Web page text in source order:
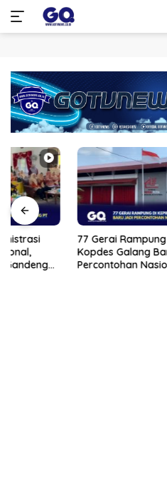
konten
77 Gerai Rampung di Kepri,
Kopdes Galang Baru Jadi
Percontohan Nasional